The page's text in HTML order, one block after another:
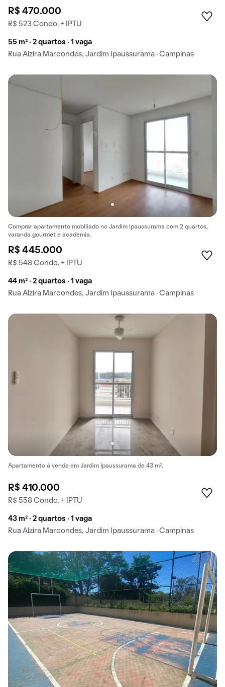
R$ 470.000
R$ 523 Condo. + IPTU
55 m² · 2 quartos · 1 vaga
Rua Alzira Marcondes, Jardim Ipaussurama · Campinas
Comprar apartamento mobiliado no Jardim Ipaussurama com 2 quartos,
varanda gourmet e academia.
R$ 445.000
R$ 548 Condo. + IPTU
44 m² · 2 quartos · 1 vaga
Rua Alzira Marcondes, Jardim Ipaussurama · Campinas
Apartamento à venda em Jardim Ipaussurama de 43 m².
R$ 410.000
R$ 558 Condo. + IPTU
43 m² · 2 quartos · 1 vaga
Rua Alzira Marcondes, Jardim Ipaussurama · Campinas